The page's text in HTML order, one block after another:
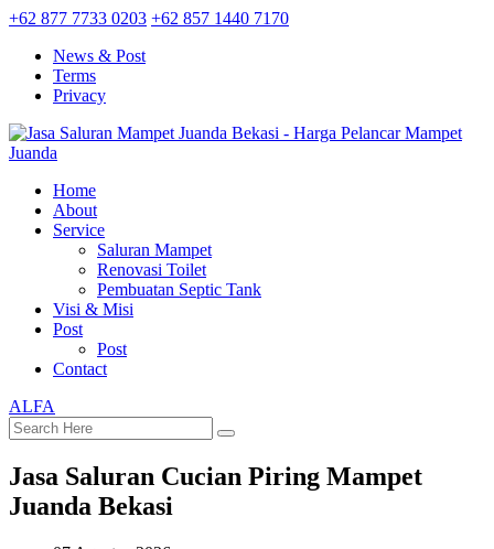
+62 877 7733 0203 +62 857 1440 7170
News & Post
Terms
Privacy
Home
About
Service
Saluran Mampet
Renovasi Toilet
Pembuatan Septic Tank
Visi & Misi
Post
Post
Contact
ALFA
Jasa Saluran Cucian Piring Mampet
Juanda Bekasi